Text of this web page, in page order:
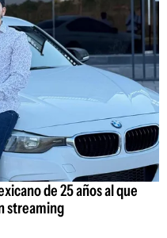
de 25 años al que
streaming